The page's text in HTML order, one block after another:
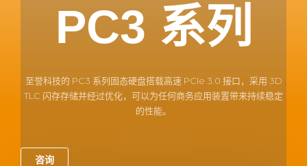
PC3 系列
至誉科技的 PC3 系列固态硬盘搭载高速 PCIe 3.0 接口，采用 3D
TLC 闪存存储并经过优化，可以为任何商务应用装置带来持续稳定
的性能。
咨询